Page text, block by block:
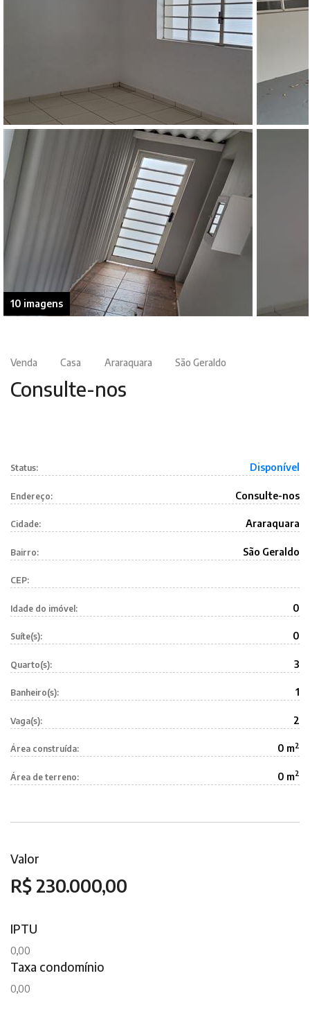
10 imagens
Venda Casa Araraquara São Geraldo
Consulte-nos
Status: Disponível
Endereço: Consulte-nos
Cidade: Araraquara
Bairro: São Geraldo
CEP:
Idade do imóvel: 0
Suíte(s): 0
Quarto(s): 3
Banheiro(s): 1
Vaga(s): 2
Área construída: 0 m2
Área de terreno: 0 m2
Valor
R$ 230.000,00
IPTU
0,00
Taxa condomínio
0,00